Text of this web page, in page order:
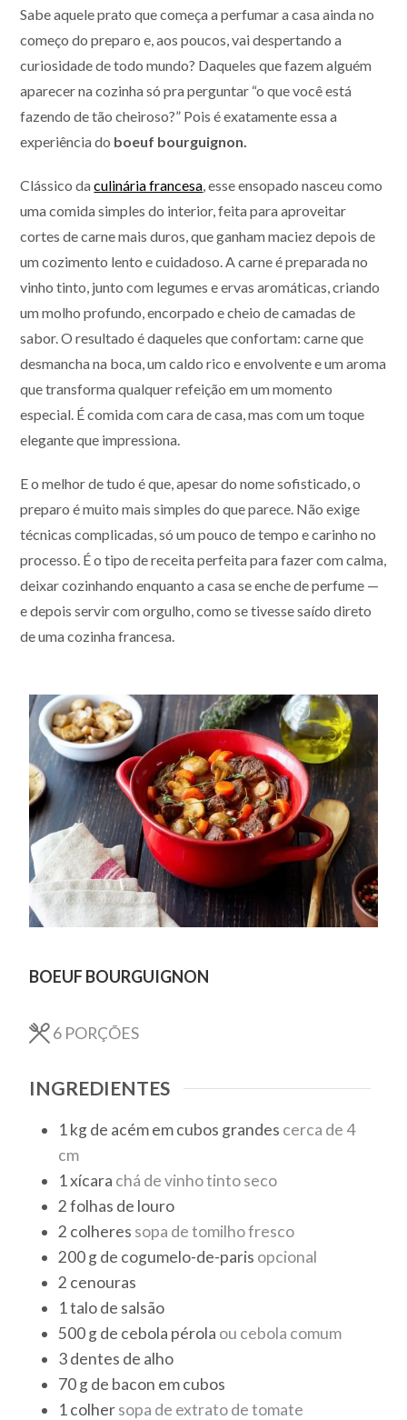
Sabe aquele prato que começa a perfumar a casa ainda no
começo do preparo e, aos poucos, vai despertando a
curiosidade de todo mundo? Daqueles que fazem alguém
aparecer na cozinha só pra perguntar “o que você está
fazendo de tão cheiroso?” Pois é exatamente essa a
experiência do boeuf bourguignon.
Clássico daculinária francesa, esse ensopado nasceu como
uma comida simples do interior, feita para aproveitar
cortes de carne mais duros, que ganham maciez depois de
um cozimento lento e cuidadoso. A carne é preparada no
vinho tinto, junto com legumes e ervas aromáticas, criando
um molho profundo, encorpado e cheio de camadas de
sabor. O resultado é daqueles que confortam: carne que
desmancha na boca, um caldo rico e envolvente e um aroma
que transforma qualquer refeição em um momento
especial. É comida com cara de casa, mas com um toque
elegante que impressiona.
E o melhor de tudo é que, apesar do nome sofisticado, o
preparo é muito mais simples do que parece. Não exige
técnicas complicadas, só um pouco de tempo e carinho no
processo. É o tipo de receita perfeita para fazer com calma,
deixar cozinhando enquanto a casa se enche de perfume —
e depois servir com orgulho, como se tivesse saído direto
de uma cozinha francesa.
BOEUF BOURGUIGNON
6 PORÇÕES
INGREDIENTES
1kgde acém em cubos grandes cerca de 4
cm
1xícara chá de vinho tinto seco
2 folhas de louro
2 colheres sopa de tomilho fresco
200gde cogumelo-de-paris opcional
2 cenouras
1talode salsão
500gde cebola pérola ou cebola comum
3dentes de alho
70gde bacon em cubos
1colhersopa de extrato de tomate